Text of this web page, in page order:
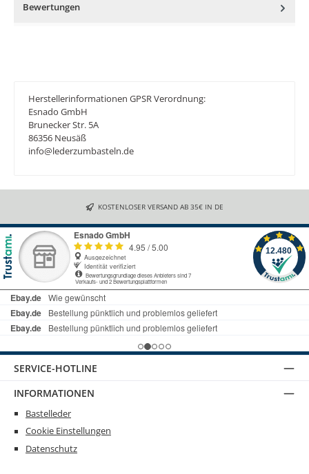
Bewertungen
Herstellerinformationen GPSR Verordnung:
Esnado GmbH
Brunecker Str. 5A
86356 Neusäß
info@lederzumbasteln.de
KOSTENLOSER VERSAND AB 35€ IN DE
SERVICE-HOTLINE
INFORMATIONEN
Bastelleder
Cookie Einstellungen
Datenschutz